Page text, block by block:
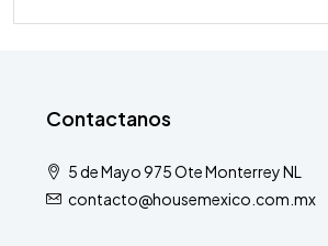
Contactanos
5 de Mayo 975 Ote Monterrey NL
contacto@housemexico.com.mx